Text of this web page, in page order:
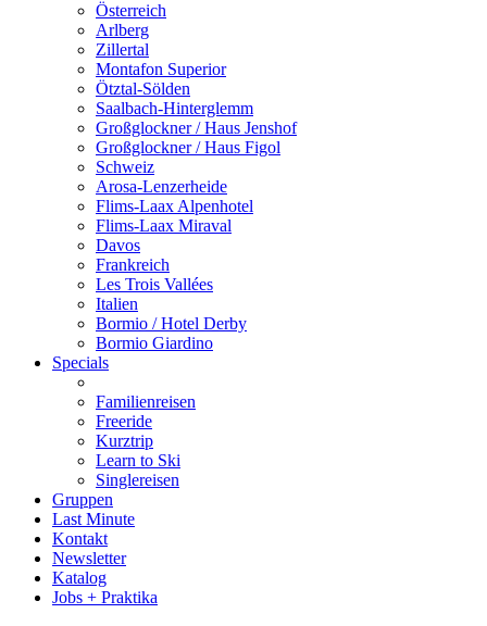
Österreich
Arlberg
Zillertal
Montafon Superior
Ötztal-Sölden
Saalbach-Hinterglemm
Großglockner / Haus Jenshof
Großglockner / Haus Figol
Schweiz
Arosa-Lenzerheide
Flims-Laax Alpenhotel
Flims-Laax Miraval
Davos
Frankreich
Les Trois Vallées
Italien
Bormio / Hotel Derby
Bormio Giardino
Specials
Familienreisen
Freeride
Kurztrip
Learn to Ski
Singlereisen
Gruppen
Last Minute
Kontakt
Newsletter
Katalog
Jobs + Praktika